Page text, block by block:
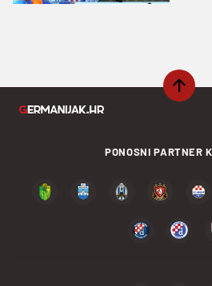
PONOSNI PARTNER